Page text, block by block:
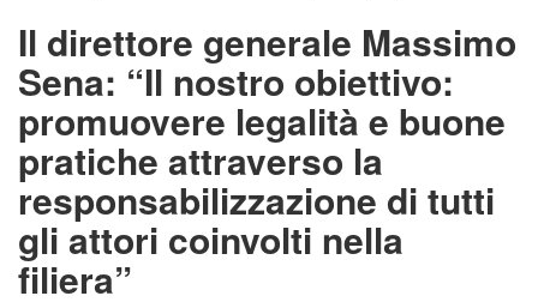
Il direttore generale Massimo
Sena: “Il nostro obiettivo:
promuovere legalità e buone
pratiche attraverso la
responsabilizzazione di tutti
gli attori coinvolti nella
filiera”